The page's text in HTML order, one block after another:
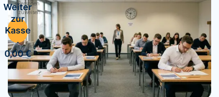
Personen
zuweisen.
Weiter
zur
Kasse
·
0,00 €